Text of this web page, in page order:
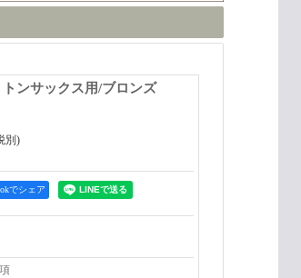
ンサックス用/ブロンズ
でシェア